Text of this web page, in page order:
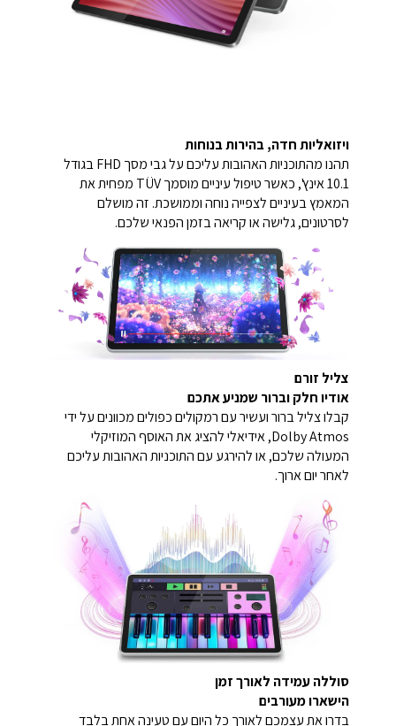
ויזואליות חדה, בהירות בנוחות
תהנו מהתוכניות האהובות עליכם על גבי מסך FHD בגודל
10.1 אינץ', כאשר טיפול עיניים מוסמך TÜV מפחית את
המאמץ בעיניים לצפייה נוחה וממושכת. זה מושלם
לסרטונים, גלישה או קריאה בזמן הפנאי שלכם.
צליל זורם
אודיו חלק וברור שמניע אתכם
קבלו צליל ברור ועשיר עם רמקולים כפולים מכוונים על ידי
Dolby Atmos, אידיאלי להציג את האוסף המוזיקלי
המעולה שלכם, או להירגע עם התוכניות האהובות עליכם
לאחר יום ארוך.
סוללה עמידה לאורך זמן
הישארו מעורבים
בדרו את עצמכם לאורך כל היום עם טעינה אחת בלבד